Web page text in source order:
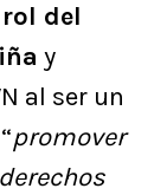
del
y
al ser un
promover